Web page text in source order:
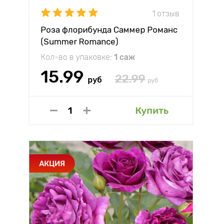
1 отзыв
Роза флорибунда Саммер Романс
(Summer Romance)
Кол-во в упаковке: 1 саж
15.99 руб 22.99 руб
Купить
АКЦИЯ